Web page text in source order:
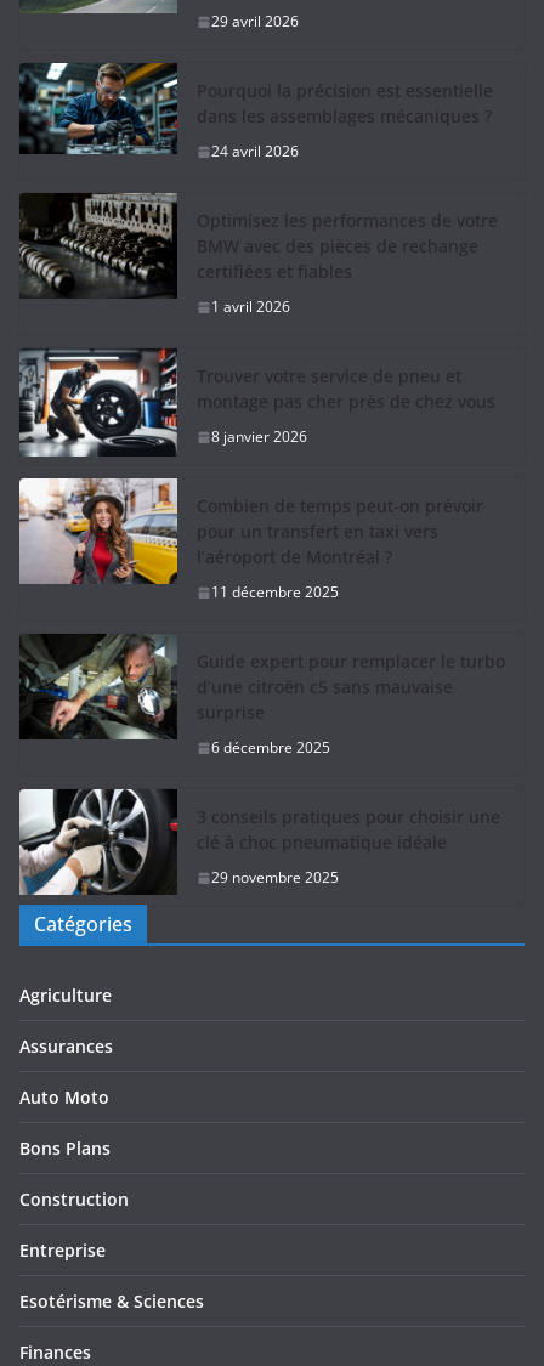
29 avril 2026
Pourquoi la précision est essentielle
dans les assemblages mécaniques ?
24 avril 2026
Optimisez les performances de votre
BMW avec des pièces de rechange
certifiées et fiables
1 avril 2026
Trouver votre service de pneu et
montage pas cher près de chez vous
8 janvier 2026
Combien de temps peut-on prévoir
pour un transfert en taxi vers
l’aéroport de Montréal ?
11 décembre 2025
Guide expert pour remplacer le turbo
d’une citroën c5 sans mauvaise
surprise
6 décembre 2025
3 conseils pratiques pour choisir une
clé à choc pneumatique idéale
29 novembre 2025
Catégories
Agriculture
Assurances
Auto Moto
Bons Plans
Construction
Entreprise
Esotérisme & Sciences
Finances